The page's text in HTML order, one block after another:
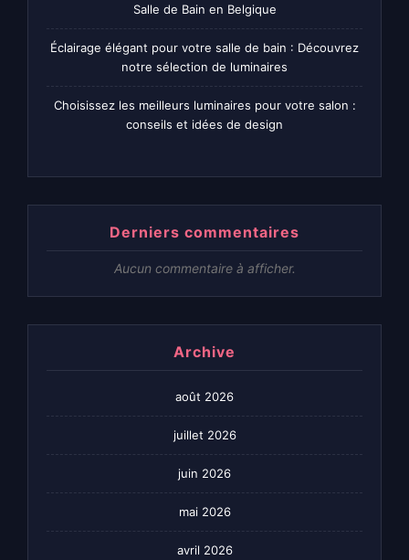
Salle de Bain en Belgique
Éclairage élégant pour votre salle de bain : Découvrez
notre sélection de luminaires
Choisissez les meilleurs luminaires pour votre salon :
conseils et idées de design
Derniers commentaires
Aucun commentaire à afficher.
Archive
août 2026
juillet 2026
juin 2026
mai 2026
avril 2026